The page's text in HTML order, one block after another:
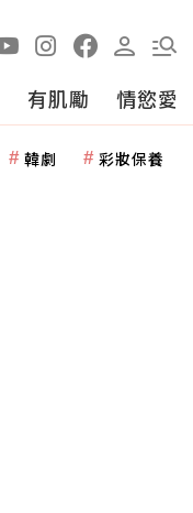
有肌勵 情慾愛
韓劇 彩妝保養